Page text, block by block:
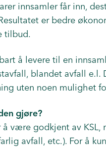
innsamler får inn,
er bedre
tilbud.
å levere til en
blandet avfall
uten noen mulighet
gjøre?
å være godkjent av
avfall, etc.). For å